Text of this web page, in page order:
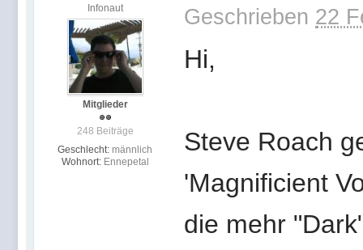
Infonaut
Mitglieder
248 Beiträge
Geschlecht: männlich
Wohnort: Ennepetal
Geschrieben 22
Hi,
Steve Roach
'Magnificient
die mehr